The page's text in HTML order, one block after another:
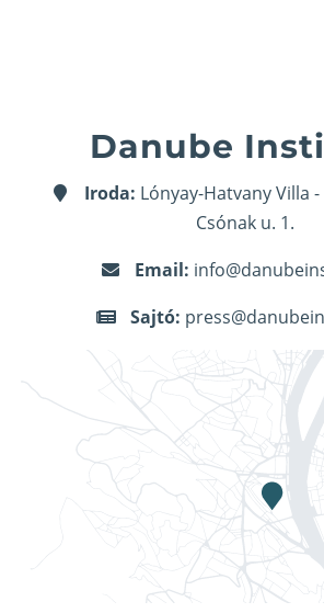
Danube
Iroda: Lónyay-Hatvany Villa
Csónak u. 1.
Email:
Sajtó: